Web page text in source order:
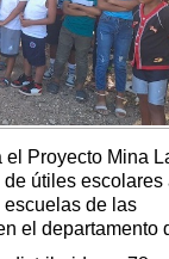
Proyecto Mina
útiles escolares
de las
el departamento